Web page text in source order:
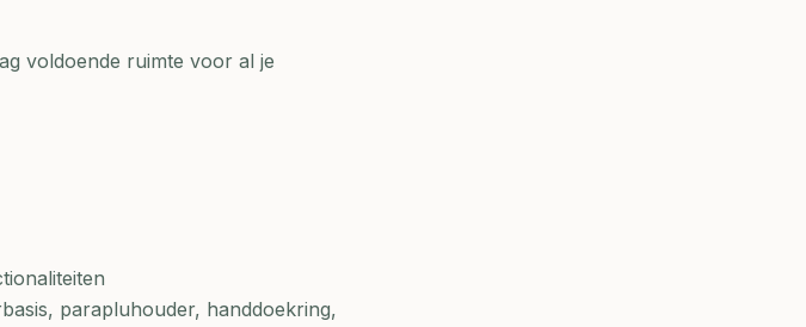
voldoende ruimte voor al je
parapluhouder, handdoekring,